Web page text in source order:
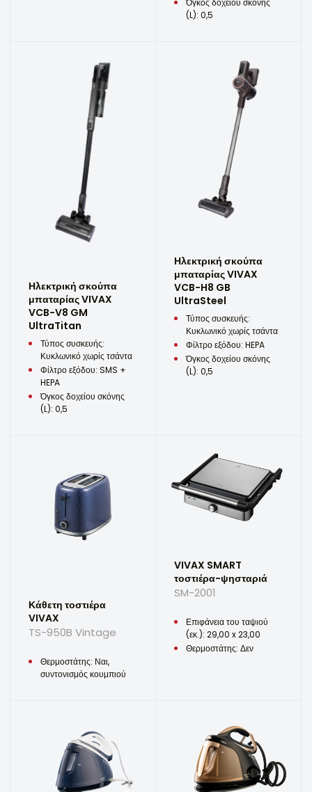
Όγκος δοχείου σκόνης
(L): 0,5
Ηλεκτρική σκούπα
μπαταρίας VIVAX
VCB-V8 GM
UltraTitan
Τύπος συσκευής:
Κυκλωνικό χωρίς τσάντα
Φίλτρο εξόδου: SMS +
HEPA
Όγκος δοχείου σκόνης
(L): 0,5
Ηλεκτρική σκούπα
μπαταρίας VIVAX
VCB-H8 GB
UltraSteel
Τύπος συσκευής:
Κυκλωνικό χωρίς τσάντα
Φίλτρο εξόδου: HEPA
Όγκος δοχείου σκόνης
(L): 0,5
Κάθετη τοστιέρα
VIVAX
TS-950B Vintage
Θερμοστάτης: Ναι,
συντονισμός κουμπιού
VIVAX SMART
τοστιέρα-ψησταριά
SM-2001
Επιφάνεια του ταψιού
(εκ.): 29,00 x 23,00
Θερμοστάτης: Δεν